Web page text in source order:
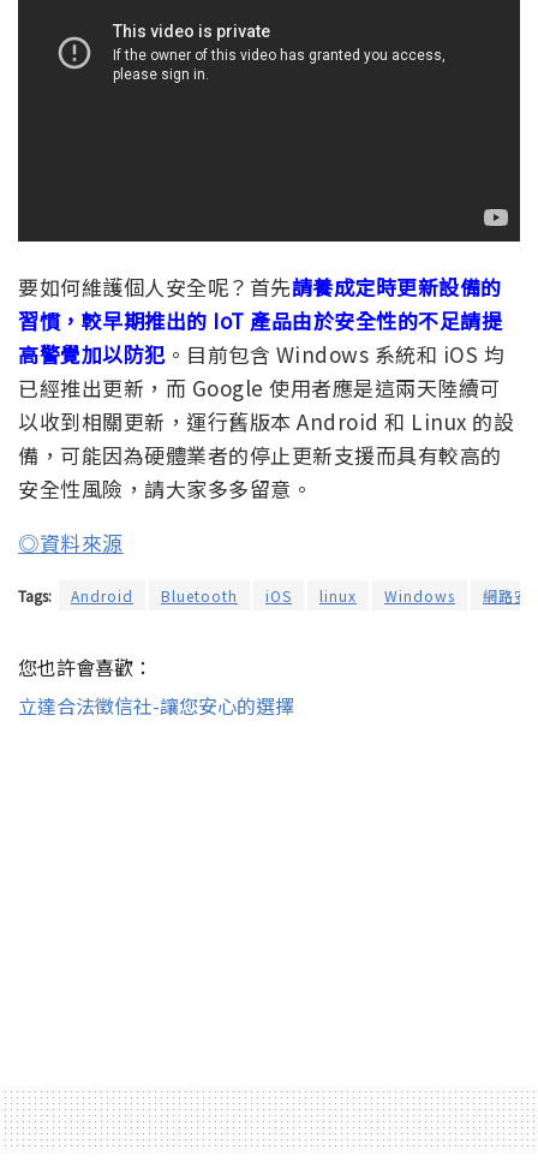
要如何維護個人安全呢？首先請養成定時更新設備的
習慣，較早期推出的 IoT 產品由於安全性的不足請提
高警覺加以防犯。目前包含 Windows 系統和 iOS 均
已經推出更新，而 Google 使用者應是這兩天陸續可
以收到相關更新，運行舊版本 Android 和 Linux 的設
備，可能因為硬體業者的停止更新支援而具有較高的
安全性風險，請大家多多留意。
◎資料來源
Tags: Android Bluetooth iOS linux Windows 網路安
您也許會喜歡：
立達合法徵信社-讓您安心的選擇